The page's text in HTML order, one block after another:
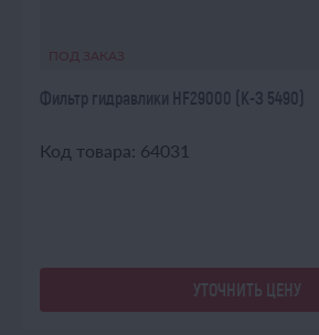
ПОД ЗАКАЗ
Фильтр гидравлики HF29000 (К-З 5490)
Код товара: 64031
УТОЧНИТЬ ЦЕНУ